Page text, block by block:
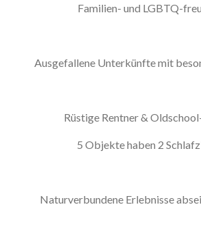
Familien- und LGBTQ-
Ausgefallene Unterkünfte mit
Rüstige Rentner &
5 Objekte haben 2
Naturverbundene Erlebnisse